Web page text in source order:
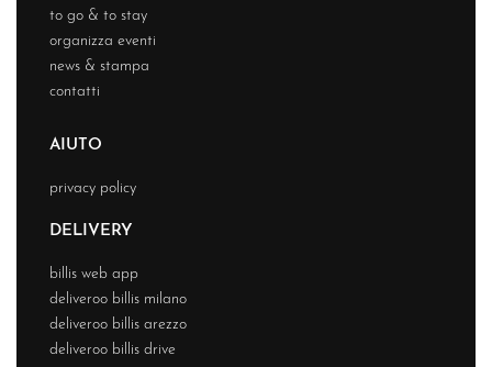
to go & to stay
organizza eventi
news & stampa
contatti
AIUTO
privacy policy
DELIVERY
billis web app
deliveroo billis milano
deliveroo billis arezzo
deliveroo billis drive